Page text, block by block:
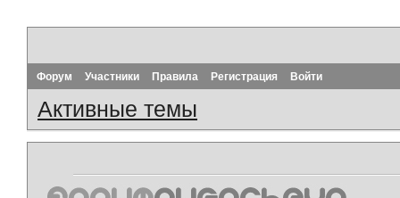
Форум Участники Правила Регистрация Войти
Активные темы